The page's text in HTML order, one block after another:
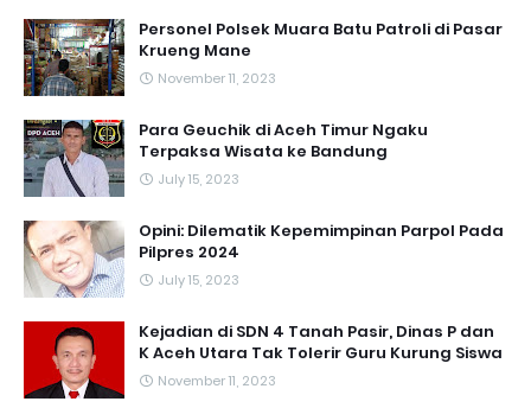
Personel Polsek Muara Batu Patroli di Pasar
Krueng Mane
November 11, 2023
Para Geuchik di Aceh Timur Ngaku
Terpaksa Wisata ke Bandung
July 15, 2023
Opini: Dilematik Kepemimpinan Parpol Pada
Pilpres 2024
July 15, 2023
Kejadian di SDN 4 Tanah Pasir, Dinas P dan
K Aceh Utara Tak Tolerir Guru Kurung Siswa
November 11, 2023